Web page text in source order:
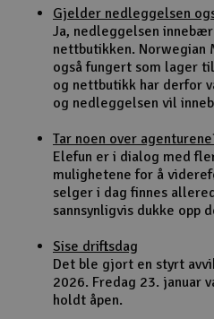
Solenergi
Sparkesykler &
Gavekort
Gjelder nedleggelsen
Ja, nedleggelsen
nettbutikken. Norwegian
også fungert som lager
og nettbutikk har derfor
og nedleggelsen vil
Tar noen over
Elefun er i dialog med
mulighetene for å
selger i dag finnes
sannsynligvis dukke opp
Sise driftsdag
Det ble gjort en styrt
2026. Fredag 23. januar
holdt åpen.